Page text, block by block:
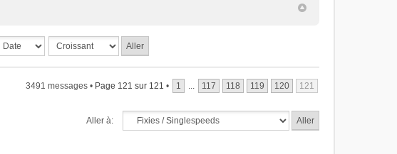
3491 messages • Page 121 sur 121 • 1 ... 117 118 119 120 121
Aller à: